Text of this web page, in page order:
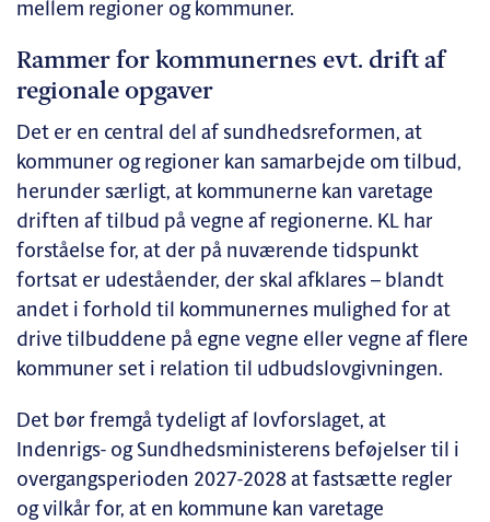
mellem regioner og kommuner.
Rammer for kommunernes evt. drift af
regionale opgaver
Det er en central del af sundhedsreformen, at
kommuner og regioner kan samarbejde om tilbud,
herunder særligt, at kommunerne kan varetage
driften af tilbud på vegne af regionerne. KL har
forståelse for, at der på nuværende tidspunkt
fortsat er udeståender, der skal afklares – blandt
andet i forhold til kommunernes mulighed for at
drive tilbuddene på egne vegne eller vegne af flere
kommuner set i relation til udbudslovgivningen.
Det bør fremgå tydeligt af lovforslaget, at
Indenrigs- og Sundhedsministerens beføjelser til i
overgangsperioden 2027-2028 at fastsætte regler
og vilkår for, at en kommune kan varetage